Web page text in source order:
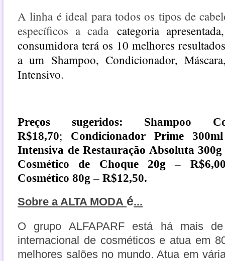
A linha é ideal para todos os tipos de
específicos a cada categoria
consumidora terá os 10 melhores
a um Shampoo, Condicionador,
Intensivo.
Preços sugeridos: Shampoo
R$18,70; Condicionador Prime
Intensiva de Restauração Absoluta
Cosmético de Choque 20g –
Cosmético 80g – R$12,50.
Sobre a ALTA MODA é...
O grupo ALFAPARF está há mais
internacional de cosméticos e atua em
melhores salões no mundo. Atua em